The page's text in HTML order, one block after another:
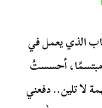
الذي يعمل في
مبتسمًا، أحسستُ
لا تلين.. دفعني